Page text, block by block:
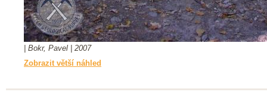
| Bokr, Pavel | 2007
Zobrazit větší náhled